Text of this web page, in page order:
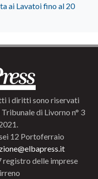
ai Lavatoi fino al 20
i diritti sono riservati
di Livorno n° 3
12 Portoferraio
registro delle imprese